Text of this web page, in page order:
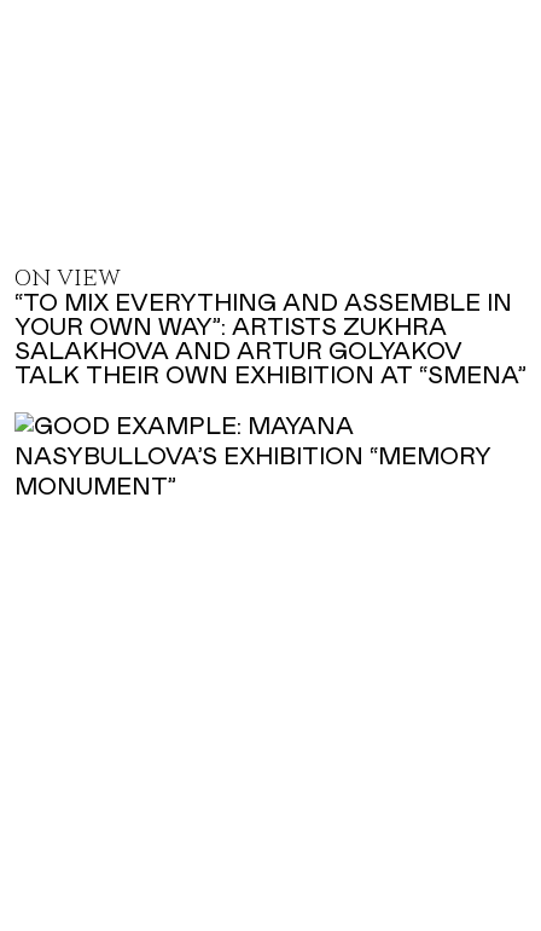
ON VIEW
“TO MIX EVERYTHING AND ASSEMBLE IN
YOUR OWN WAY”: ARTISTS ZUKHRA
SALAKHOVA AND ARTUR GOLYAKOV
TALK THEIR OWN EXHIBITION AT “SMENA”